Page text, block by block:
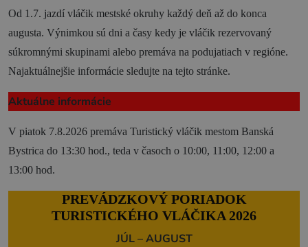
Zážitky na Strednom Slovensku
3 veci, ktoré ste o Kremnici pravdepodobne
nevedeli (a ako ju zažiť úplne inak!)
MÚZPAS = 8 kultúrnych zážitkov s 1 pasom
Novinky a podujatia
Novinky
Od 1.7. jazdí vláčik mestské okruhy každý deň až do konca
augusta. Výnimkou sú dni a časy kedy je vláčik rezervovaný
súkromnými skupinami alebo premáva na podujatiach v regióne.
Najaktuálnejšie informácie sledujte na tejto stránke.
Aktuálne informácie
V piatok 7.8.2026 premáva Turistický vláčik mestom Banská
Bystrica do 13:30 hod., teda v časoch o 10:00, 11:00, 12:00 a
13:00 hod.
PREVÁDZKOVÝ PORIADOK
TURISTICKÉHO VLÁČIKA 2026
JÚL – AUGUST